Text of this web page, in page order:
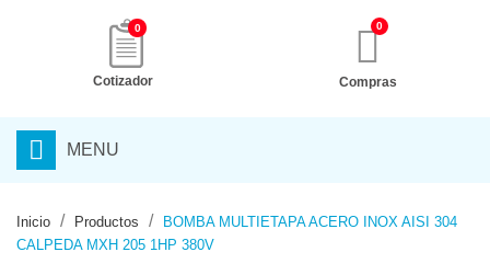
0
Cotizador Compras
MENU
Inicio Productos
BOMBA MULTIETAPA ACERO INOX AISI 304
CALPEDA MXH 205 1HP 380V